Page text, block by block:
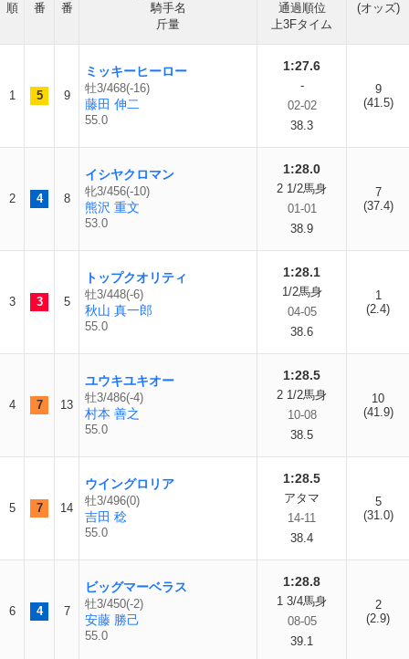
順
番
番
騎手名
斤量
通過順位
上3Fタイム
(オッズ)
1 5 9
ミッキーヒーロー
牡3/468(-16)
藤田 伸二
55.0
1:27.6
-
02-02
38.3
9
(41.5)
2 4 8
イシヤクロマン
牝3/456(-10)
熊沢 重文
53.0
1:28.0
2 1/2馬身
01-01
38.9
7
(37.4)
3 3 5
トップクオリティ
牡3/448(-6)
秋山 真一郎
55.0
1:28.1
1/2馬身
04-05
38.6
1
(2.4)
4 7 13
ユウキユキオー
牡3/486(-4)
村本 善之
55.0
1:28.5
2 1/2馬身
10-08
38.5
10
(41.9)
5 7 14
ウイングロリア
牡3/496(0)
吉田 稔
55.0
1:28.5
アタマ
14-11
38.4
5
(31.0)
6 4 7
ビッグマーベラス
牡3/450(-2)
安藤 勝己
55.0
1:28.8
1 3/4馬身
08-05
39.1
2
(2.9)